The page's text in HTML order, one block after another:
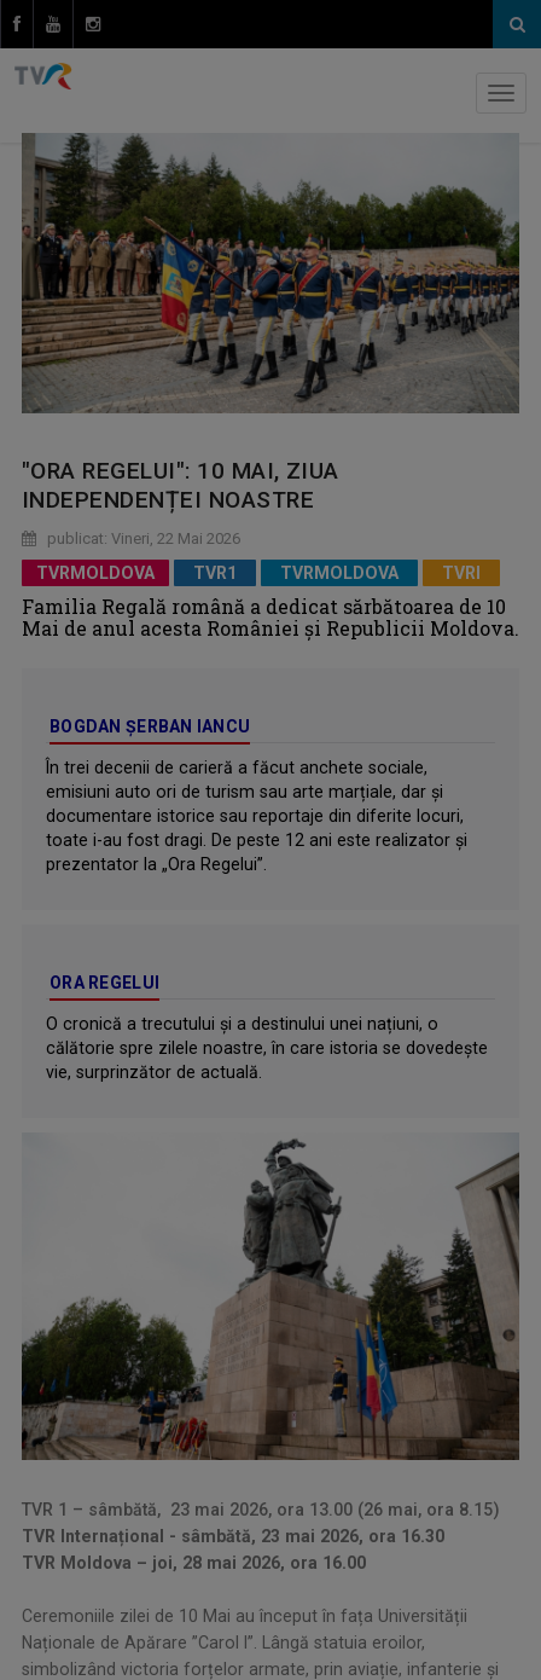
"ORA REGELUI": 10 MAI, ZIUA
INDEPENDENȚEI NOASTRE
publicat: Vineri, 22 Mai 2026
TVRMOLDOVA TVR1 TVRMOLDOVA TVRI
Familia Regală română a dedicat sărbătoarea de 10
Mai de anul acesta României și Republicii Moldova.
BOGDAN ŞERBAN IANCU
În trei decenii de carieră a făcut anchete sociale,
emisiuni auto ori de turism sau arte marțiale, dar şi
documentare istorice sau reportaje din diferite locuri,
toate i-au fost dragi. De peste 12 ani este realizator şi
prezentator la „Ora Regelui”.
ORA REGELUI
O cronică a trecutului și a destinului unei națiuni, o
călătorie spre zilele noastre, în care istoria se dovedește
vie, surprinzător de actuală.
TVR 1 – sâmbătă, 23 mai 2026, ora 13.00 (26 mai, ora 8.15)
TVR Internațional - sâmbătă, 23 mai 2026, ora 16.30
TVR Moldova – joi, 28 mai 2026, ora 16.00
Ceremoniile zilei de 10 Mai au început în fața Universității
Naționale de Apărare ”Carol I”. Lângă statuia eroilor,
simbolizând victoria forțelor armate, prin aviație, infanterie și